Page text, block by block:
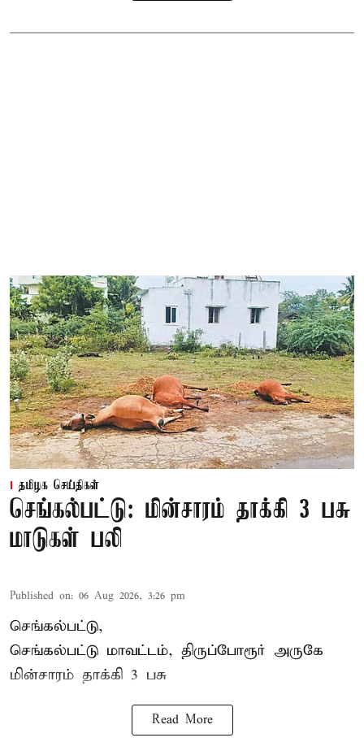
தமிழக செய்திகள்
செங்கல்பட்டு: மின்சாரம் தாக்கி 3 பசு
மாடுகள் பலி
Published on: 06 Aug 2026, 3:26 pm
செங்கல்பட்டு,
செங்கல்பட்டு மாவட்டம், திருப்போரூர் அருகே
மின்சாரம் தாக்கி 3 பசு
Read More